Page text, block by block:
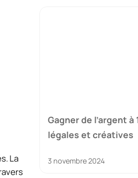
La
Gagner de l’argent à
légales et créatives
3 novembre 2024